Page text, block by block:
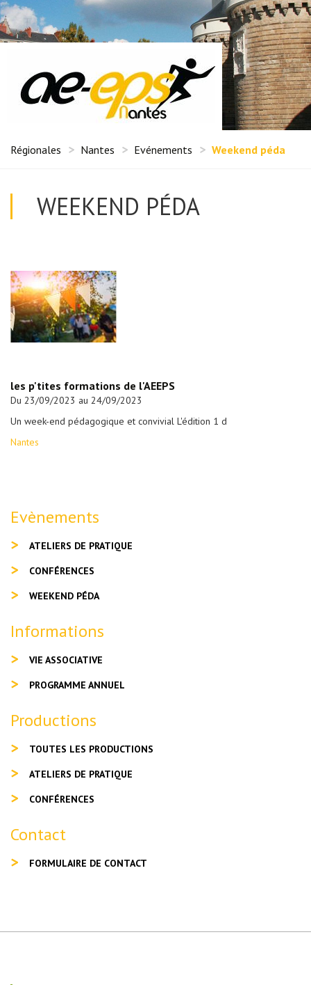
Régionales Nantes Evénements Weekend péda
WEEKEND PÉDA
les p'tites formations de l'AEEPS
Du 23/09/2023 au 24/09/2023
Un week-end pédagogique et convivial L'édition 1 d
Nantes
Evènements
ATELIERS DE PRATIQUE
CONFÉRENCES
WEEKEND PÉDA
Informations
VIE ASSOCIATIVE
PROGRAMME ANNUEL
Productions
TOUTES LES PRODUCTIONS
ATELIERS DE PRATIQUE
CONFÉRENCES
Contact
FORMULAIRE DE CONTACT